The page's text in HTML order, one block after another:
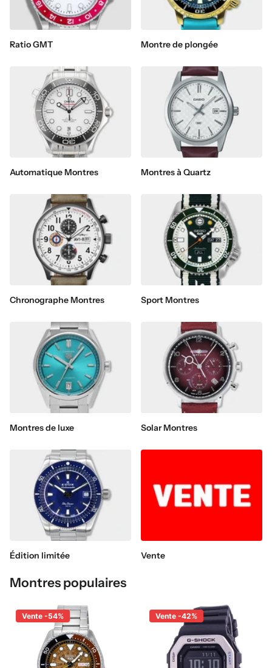
Ratio GMT Montre de plongée
Automatique Montres Montres à Quartz
Chronographe Montres Sport Montres
Montres de luxe Solar Montres
Édition limitée Vente
Montres populaires
Vente -54% Vente -42%